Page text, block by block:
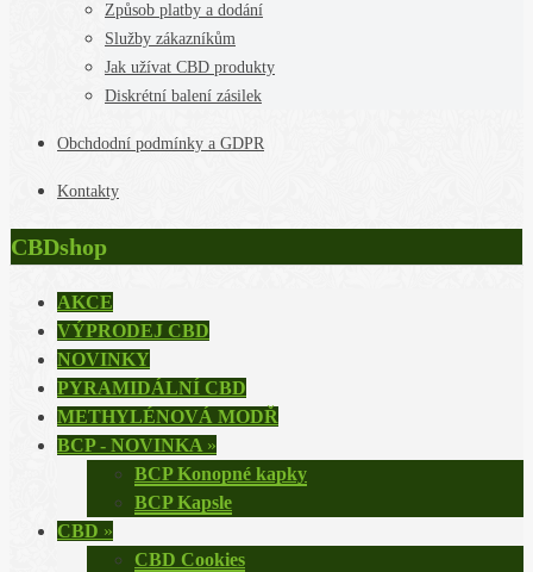
Způsob platby a dodání
Služby zákazníkům
Jak užívat CBD produkty
Diskrétní balení zásilek
Obchdodní podmínky a GDPR
Kontakty
CBDshop
AKCE
VÝPRODEJ CBD
NOVINKY
PYRAMIDÁLNÍ CBD
METHYLÉNOVÁ MODŘ
BCP - NOVINKA »
BCP Konopné kapky
BCP Kapsle
CBD »
CBD Cookies